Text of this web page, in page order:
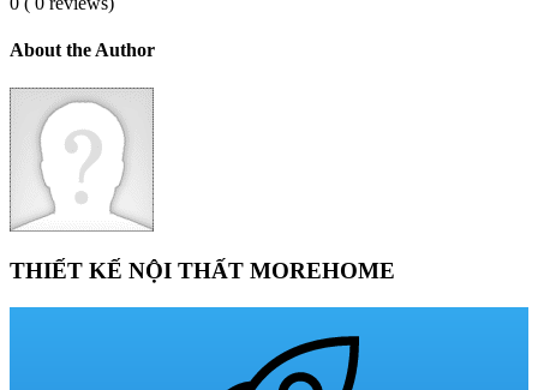
About the Author
THIẾT KẾ NỘI THẤT MOREHOME